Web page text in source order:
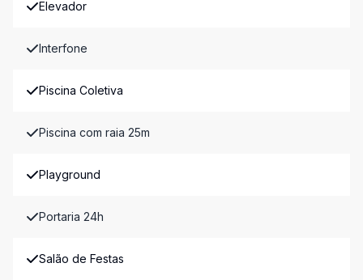
Elevador
Interfone
Piscina Coletiva
Piscina com raia 25m
Playground
Portaria 24h
Salão de Festas